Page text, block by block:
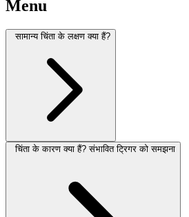
Menu
सामान्य चिंता के लक्षण क्या हैं?
चिंता के कारण क्या हैं? संभावित ट्रिगर को समझना